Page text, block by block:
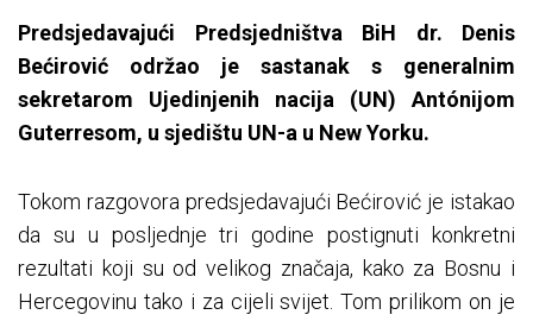
Predsjedavajući Predsjedništva BiH dr. Denis
Bećirović održao je sastanak s generalnim
sekretarom Ujedinjenih nacija (UN) Antónijom
Guterresom, u sjedištu UN-a u New Yorku.
Tokom razgovora predsjedavajući Bećirović je istakao
da su u posljednje tri godine postignuti konkretni
rezultati koji su od velikog značaja, kako za Bosnu i
Hercegovinu tako i za cijeli svijet. Tom prilikom on je